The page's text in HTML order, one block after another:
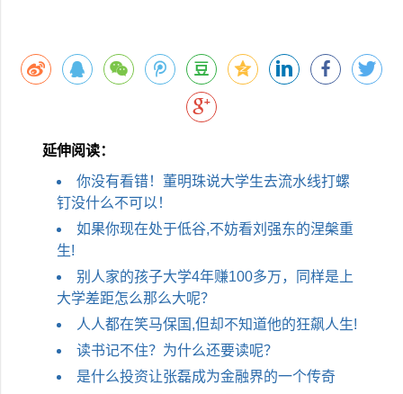
延伸阅读：
你没有看错！董明珠说大学生去流水线打螺
钉没什么不可以！
如果你现在处于低谷,不妨看刘强东的涅槃重
生!
别人家的孩子大学4年赚100多万，同样是上
大学差距怎么那么大呢？
人人都在笑马保国,但却不知道他的狂飙人生!
读书记不住？为什么还要读呢？
是什么投资让张磊成为金融界的一个传奇